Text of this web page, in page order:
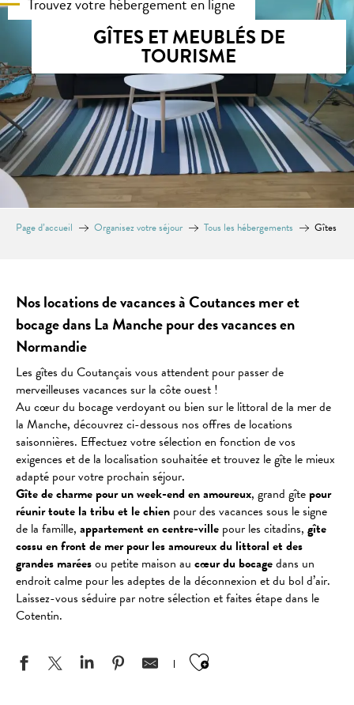
GÎTES ET MEUBLÉS DE
TOURISME
Page d’accueil Organisez votre séjour Tous les hébergements Gîtes
Nos locations de vacances à Coutances mer et
bocage dans La Manche pour des vacances en
Normandie
Les gîtes du Coutançais vous attendent pour passer de
merveilleuses vacances sur la côte ouest !
Au cœur du bocage verdoyant ou bien sur le littoral de la mer de
la Manche, découvrez ci-dessous nos offres de locations
saisonnières. Effectuez votre sélection en fonction de vos
exigences et de la localisation souhaitée et trouvez le gîte le mieux
adapté pour votre prochain séjour.
Gîte de charme pour un week-end en amoureux, grand gîte pour
réunir toute la tribu et le chien pour des vacances sous le signe
de la famille, appartement en centre-ville pour les citadins, gîte
cossu en front de mer pour les amoureux du littoral et des
grandes maréesou petite maison au cœur du bocagedans un
endroit calme pour les adeptes de la déconnexion et du bol d’air.
Laissez-vous séduire par notre sélection et faites étape dans le
Cotentin.
Ajouter aux